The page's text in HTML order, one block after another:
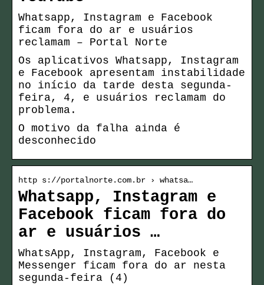
Whatsapp, Instagram e Facebook
ficam fora do ar e usuários
reclamam – Portal Norte
Os aplicativos Whatsapp, Instagram
e Facebook apresentam instabilidade
no início da tarde desta segunda-
feira, 4, e usuários reclamam do
problema.
O motivo da falha ainda é
desconhecido
http s://portalnorte.com.br › whatsa…
Whatsapp, Instagram e
Facebook ficam fora do
ar e usuários …
WhatsApp, Instagram, Facebook e
Messenger ficam fora do ar nesta
segunda-feira (4)